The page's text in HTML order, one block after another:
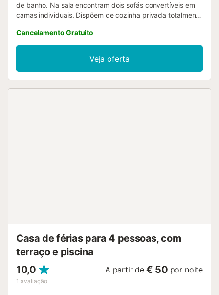
de banho. Na sala encontram dois sofás convertíveis em
camas individuais. Dispõem de cozinha privada totalmente
aquecimento em todas as divisões. Interior sem degraus.
Entre outras comodidades, têm Wi-Fi de alta velocidade
adequado para videochamadas, espaço de trabalho
privado, televisão com vídeo a pedido, jogos de tabuleiro,
máquina de café, máquina de lavar e secar roupa, berço,
Cancelamento Gratuito
Veja oferta
Casa de férias para 4 pessoas, com
terraço e piscina
10,0
1 avaliação
A partir de € 50 por noite